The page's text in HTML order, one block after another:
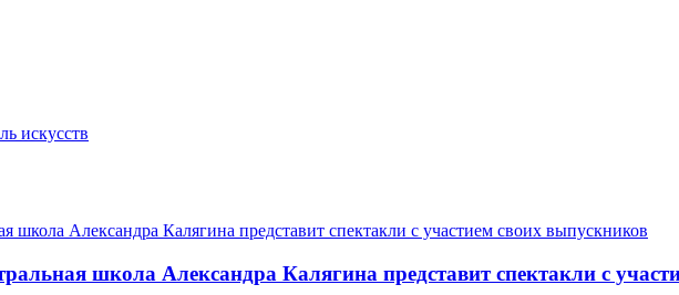
искусств
школа Александра Калягина представит спектакли с